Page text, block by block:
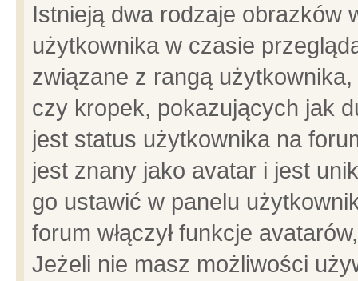
Istnieją dwa rodzaje obrazków
użytkownika w czasie
związane z rangą
czy kropek, pokazujących jak
jest status użytkownika na
jest znany jako avatar i jest
go ustawić w panelu
forum włączył funkcje
Jeżeli nie masz możliwości